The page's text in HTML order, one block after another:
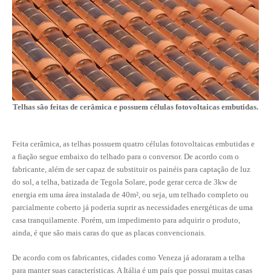
CONTRIBUIÇÕES
CONTRIBUIÇÃO ASSISTENCIAL
CONTRIBUIÇÃO ASSOCIATIVA OU ANUIDADE DE SÓCIO
CONTRIBUIÇÃO SINDICAL URBANA
REVISÃO DE APOSENTADORIA
FGTS CORREÇÃO
LEGISLAÇÃO
LEI 4.950-A/1966 – PISO SALARIAL
LEI 5.194/1966 – REGULAMENTAÇÃO DA PROFISSÃO
LEI 6.496/1977 – ART
Telhas são feitas de cerâmica e possuem células fotovoltaicas embutidas.
Feita cerâmica, as telhas possuem quatro células fotovoltaicas embutidas e
a fiação segue embaixo do telhado para o conversor. De acordo com o
fabricante, além de ser capaz de substituir os painéis para captação de luz
do sol, a telha, batizada de Tegola Solare, pode gerar cerca de 3kw de
energia em uma área instalada de 40m², ou seja, um telhado completo ou
parcialmente coberto já poderia suprir as necessidades energéticas de uma
casa tranquilamente. Porém, um impedimento para adquirir o produto,
ainda, é que são mais caras do que as placas convencionais.
De acordo com os fabricantes, cidades como Veneza já adoraram a telha
para manter suas características. A Itália é um país que possui muitas casas